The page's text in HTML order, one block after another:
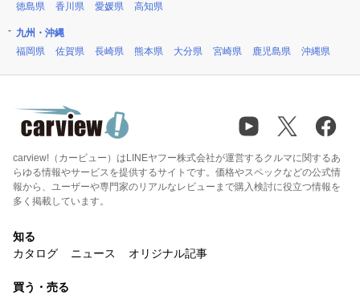
徳島県
香川県 愛媛県 高知県
九州・沖縄
福岡県
佐賀県 長崎県 熊本県 大分県 宮崎県 鹿児島県 沖縄県
carview!（カービュー）はLINEヤフー株式会社が運営するクルマに関するあ
らゆる情報やサービスを提供するサイトです。価格やスペックなどの公式情
報から、ユーザーや専門家のリアルなレビューまで購入検討に役立つ情報を
多く掲載しています。
知る
カタログ
ニュース オリジナル記事
買う・売る